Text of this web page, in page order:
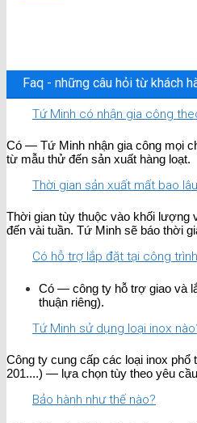
Faq - những câu hỏi từ khách
Tứ Minh có nhận gia công
Có — Tứ Minh nhận gia công mọi
từ mẫu thử đến sản xuất hàng loạt.
Thời gian sản xuất mất bao
Thời gian tùy thuộc vào khối lượng
đến vài tuần. Tứ Minh sẽ báo thời
Có hỗ trợ lắp đặt tại công
Có — công ty hỗ trợ giao và
thuận riêng).
Tứ Minh sử dụng loại inox
Công ty cung cấp các loại inox phổ
201....) — lựa chọn tùy theo yêu
Bảo hành như thế nào?